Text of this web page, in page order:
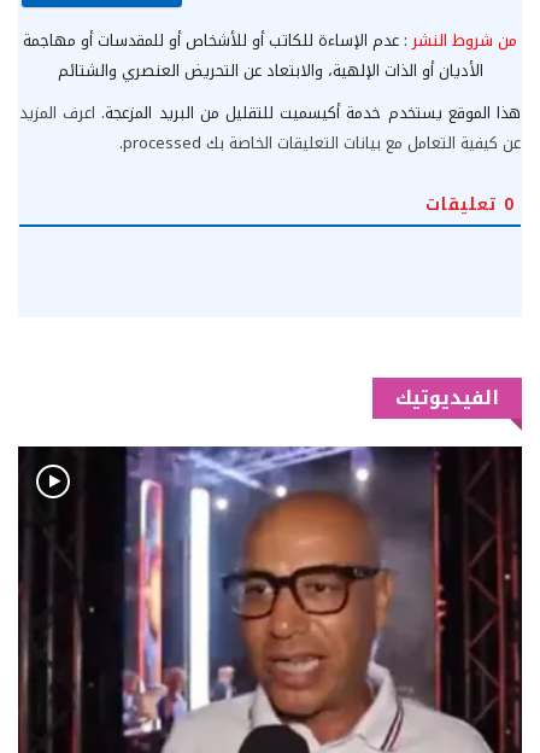
من شروط النشر : عدم الإساءة للكاتب أو للأشخاص أو للمقدسات أو مهاجمة
الأديان أو الذات الإلهية، والابتعاد عن التحريض العنصري والشتائم
هذا الموقع يستخدم خدمة أكيسميت للتقليل من البريد المزعجة. اعرف المزيد
عن كيفية التعامل مع بيانات التعليقات الخاصة بك processed
.
0 تعليقات
الفيديوتيك